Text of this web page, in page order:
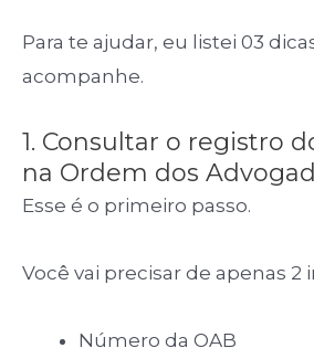
Para te ajudar, eu listei 03
acompanhe.
1. Consultar o registro
na Ordem dos
Esse é o primeiro passo.
Você vai precisar de apenas 2
Número da OAB